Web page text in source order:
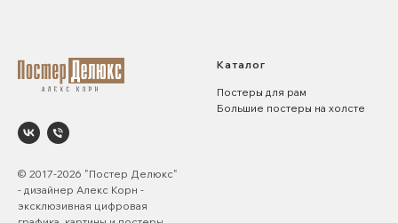
© 2017-2026 "Постер Делюкс"
- дизайнер Алекс Корн -
эксклюзивная цифровая
Каталог
Постеры для рам
Большие постеры на холсте